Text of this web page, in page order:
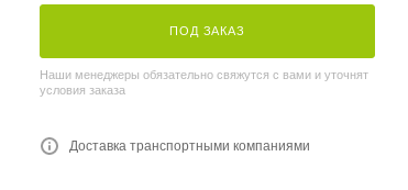
ПОД ЗАКАЗ
Наши менеджеры обязательно свяжутся с вами и уточнят
условия заказа
Доставка транспортными компаниями